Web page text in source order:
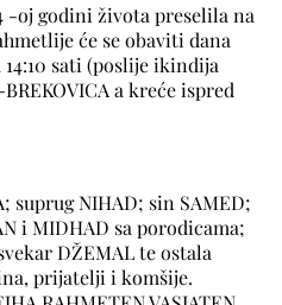
-oj godini života preselila na
će se obaviti dana
14:10 sati (poslije ikindija
a kreće ispred
suprug NIHAD; sin SAMED;
i MIDHAD sa porodicama;
DŽEMAL te ostala
prijatelji i komšije.